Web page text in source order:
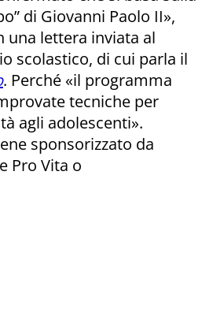
di Giovanni Paolo II»,
una lettera inviata al
scolastico, di cui parla il
. Perché «il programma
tecniche per
agli adolescenti».
sponsorizzato da
Pro Vita o